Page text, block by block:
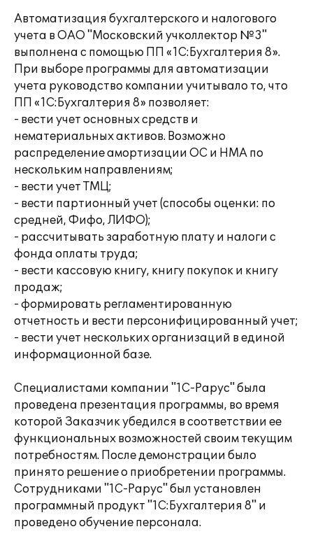
Автоматизация бухгалтерского и налогового
учета в ОАО "Московский учколлектор №3"
выполнена с помощью ПП «1С:Бухгалтерия 8».
При выборе программы для автоматизации
учета руководство компании учитывало то, что
ПП «1С:Бухгалтерия 8» позволяет:
- вести учет основных средств и
нематериальных активов. Возможно
распределение амортизации ОС и НМА по
нескольким направлениям;
- вести учет ТМЦ;
- вести партионный учет (способы оценки: по
средней, Фифо, ЛИФО);
- рассчитывать заработную плату и налоги с
фонда оплаты труда;
- вести кассовую книгу, книгу покупок и книгу
продаж;
- формировать регламентированную
отчетность и вести персонифицированный учет;
- вести учет нескольких организаций в единой
информационной базе.
Специалистами компании "1С-Рарус" была
проведена презентация программы, во время
которой Заказчик убедился в соответствии ее
функциональных возможностей своим текущим
потребностям. После демонстрации было
принято решение о приобретении программы.
Сотрудниками "1С-Рарус" был установлен
программный продукт "1С:Бухгалтерия 8" и
проведено обучение персонала.